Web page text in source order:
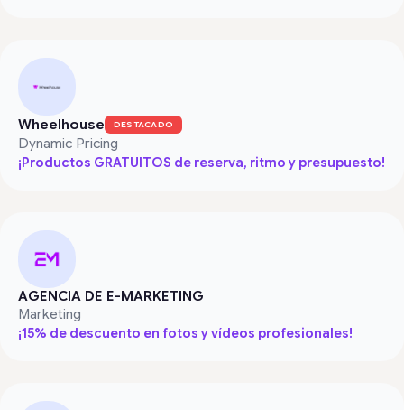
Wheelhouse DESTACADO
Dynamic Pricing
¡Productos GRATUITOS de reserva, ritmo y presupuesto!
AGENCIA DE E-MARKETING
Marketing
¡15% de descuento en fotos y vídeos profesionales!